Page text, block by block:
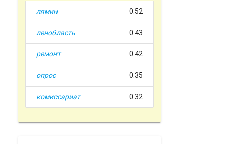
лямин 0.52
ленобласть 0.43
ремонт 0.42
опрос 0.35
комиссариат 0.32